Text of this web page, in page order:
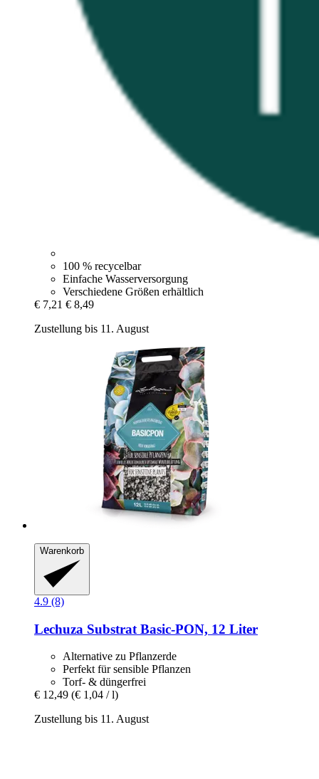
100 % recycelbar
Einfache Wasserversorgung
Verschiedene Größen erhältlich
€ 7,21 € 8,49
Zustellung bis 11. August
Warenkorb
4.9 (8)
Lechuza Substrat Basic-​PON, 12 Liter
Alternative zu Pflanzerde
Perfekt für sensible Pflanzen
Torf- & düngerfrei
€ 12,49 (€ 1,04 / l)
Zustellung bis 11. August